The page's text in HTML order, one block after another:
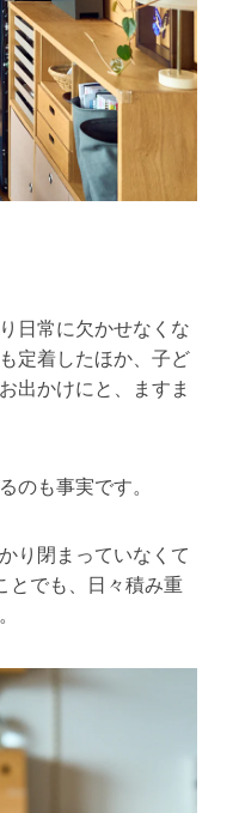
日常に欠かせなくな
定着したほか、子ど
出かけにと、ますま
のも事実です。
り閉まっていなくて
とでも、日々積み重